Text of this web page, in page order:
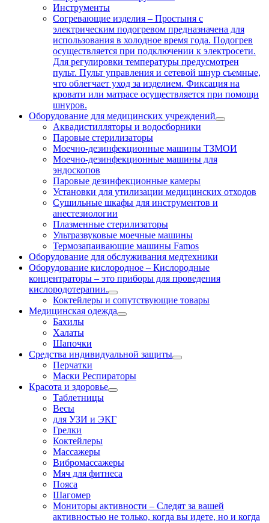
Инструменты
Согревающие изделия – Простыня с
электрическим подогревом предназначена для
использования в холодное время года. Подогрев
осуществляется при подключении к электросети.
Для регулировки температуры предусмотрен
пульт. Пульт управления и сетевой шнур съемные,
что облегчает уход за изделием. Фиксация на
кровати или матрасе осуществляется при помощи
шнуров.
Оборудование для медицинских учреждений
Аквадистилляторы и водосборники
Паровые стерилизаторы
Моечно-дезинфекционные машины ТЗМОИ
Моечно-дезинфекционные машины для
эндоскопов
Паровые дезинфекционные камеры
Установки для утилизации медицинских отходов
Сушильные шкафы для инструментов и
анестезиологии
Плазменные стерилизаторы
Ультразвуковые моечные машины
Термозапаивающие машины Famos
Оборудование для обслуживания медтехники
Оборудование кислородное – Кислородные
концентраторы – это приборы для проведения
кислородотерапии.
Коктейлеры и сопутствующие товары
Медицинская одежда
Бахилы
Халаты
Шапочки
Средства индивидуальной защиты
Перчатки
Маски Респираторы
Красота и здоровье
Таблетницы
Весы
для УЗИ и ЭКГ
Грелки
Коктейлеры
Массажеры
Вибромассажеры
Мяч для фитнеса
Пояса
Шагомер
Мониторы активности – Следят за вашей
активностью не только, когда вы идете, но и когда